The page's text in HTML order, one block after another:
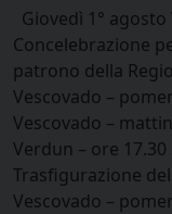
Giovedì 1°
Concelebrazione
patrono della
Vescovado –
Vescovado –
Verdun – ore 17.30
Trasfigurazione
Vescovado –